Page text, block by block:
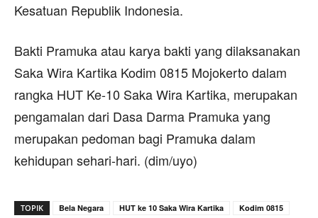
Kesatuan Republik Indonesia.
Bakti Pramuka atau karya bakti yang dilaksanakan
Saka Wira Kartika Kodim 0815 Mojokerto dalam
rangka HUT Ke-10 Saka Wira Kartika, merupakan
pengamalan dari Dasa Darma Pramuka yang
merupakan pedoman bagi Pramuka dalam
kehidupan sehari-hari. (dim/uyo)
TOPIK Bela Negara HUT ke 10 Saka Wira Kartika
Kodim 0815